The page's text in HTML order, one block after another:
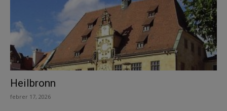
Heilbronn
febrer 17, 2026